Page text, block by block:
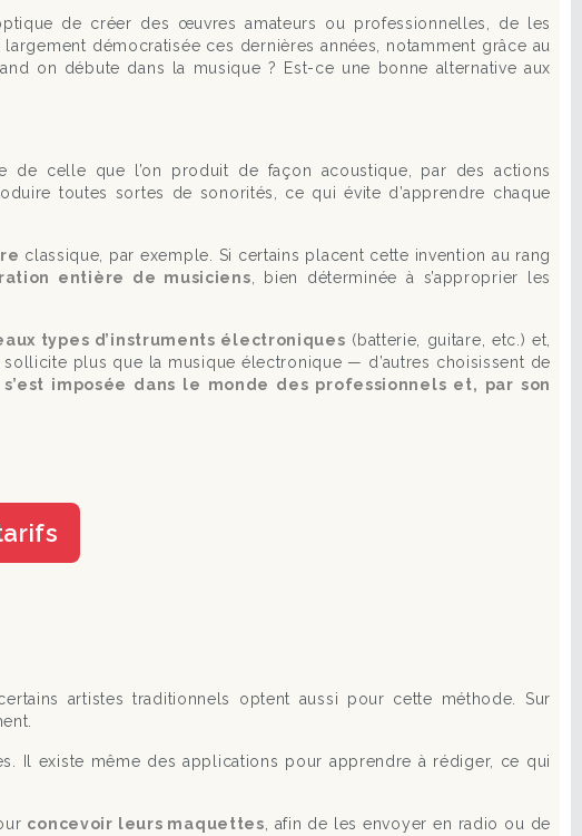
de créer des œuvres amateurs ou professionnelles, de les
démocratisée ces dernières années, notamment grâce au
on débute dans la musique ? Est-ce une bonne alternative aux
de celle que l’on produit de façon acoustique, par des actions
toutes sortes de sonorités, ce qui évite d’apprendre chaque
classique, par exemple. Si certains placent cette invention au rang
entière de musiciens , bien déterminée à s’approprier les
types d’instruments électroniques (batterie, guitare, etc.) et,
plus que la musique électronique — d’autres choisissent de
s’est imposée dans le monde des professionnels et, par son
artistes traditionnels optent aussi pour cette méthode. Sur
Il existe même des applications pour apprendre à rédiger, ce qui
concevoir leurs maquettes , afin de les envoyer en radio ou de